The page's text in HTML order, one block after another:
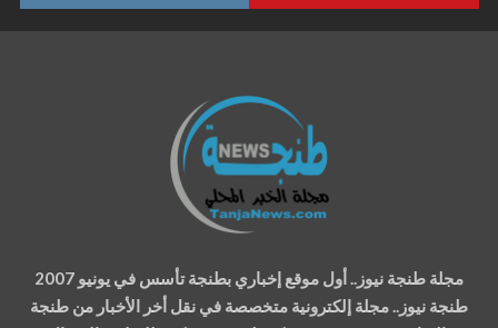
مجلة طنجة نيوز.. أول موقع إخباري بطنجة تأسس في يونيو 2007
طنجة نيوز.. مجلة إلكترونية متخصصة في نقل أخر الأخبار من طنجة